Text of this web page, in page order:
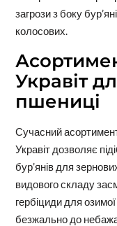
загрози з боку
колосових.
Укравіт
пшениці
Сучасний
Укравіт дозволяє
бур’янів для
видового складу
гербіциди для
безжально до